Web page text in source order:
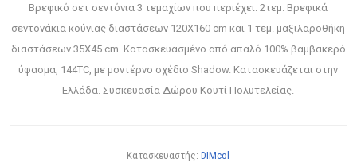
Βρεφικό σετ σεντόνια 3 τεμαχίων που περιέχει: 2τεμ. Βρεφικά
σεντονάκια κούνιας διαστάσεων 120Χ160 cm και 1 τεμ. μαξιλαροθήκη
διαστάσεων 35Χ45 cm. Κατασκευασμένο από απαλό 100% βαμβακερό
ύφασμα, 144TC, με μοντέρνο σχέδιο Shadow. Κατασκευάζεται στην
Ελλάδα. Συσκευασία Δώρου Κουτί Πολυτελείας.
Κατασκευαστής: DIMcol